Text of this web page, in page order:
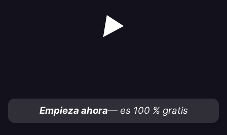
▶
Empieza ahora— es 100 % gratis